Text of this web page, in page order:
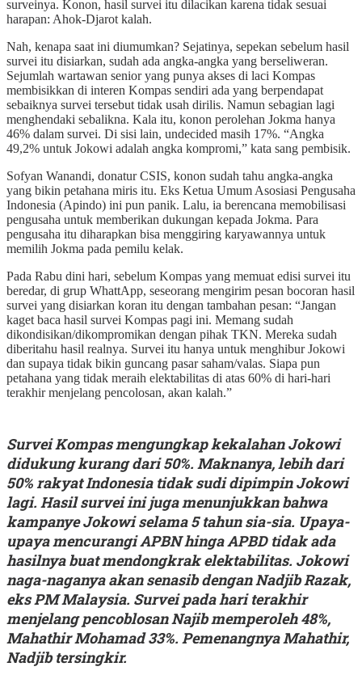
surveinya. Konon, hasil survei itu dilacikan karena tidak sesuai
harapan: Ahok-Djarot kalah.
Nah, kenapa saat ini diumumkan? Sejatinya, sepekan sebelum hasil
survei itu disiarkan, sudah ada angka-angka yang berseliweran.
Sejumlah wartawan senior yang punya akses di laci Kompas
membisikkan di interen Kompas sendiri ada yang berpendapat
sebaiknya survei tersebut tidak usah dirilis. Namun sebagian lagi
menghendaki sebalikna. Kala itu, konon perolehan Jokma hanya
46% dalam survei. Di sisi lain, undecided masih 17%. “Angka
49,2% untuk Jokowi adalah angka kompromi,” kata sang pembisik.
Sofyan Wanandi, donatur CSIS, konon sudah tahu angka-angka
yang bikin petahana miris itu. Eks Ketua Umum Asosiasi Pengusaha
Indonesia (Apindo) ini pun panik. Lalu, ia berencana memobilisasi
pengusaha untuk memberikan dukungan kepada Jokma. Para
pengusaha itu diharapkan bisa menggiring karyawannya untuk
memilih Jokma pada pemilu kelak.
Pada Rabu dini hari, sebelum Kompas yang memuat edisi survei itu
beredar, di grup WhattApp, seseorang mengirim pesan bocoran hasil
survei yang disiarkan koran itu dengan tambahan pesan: “Jangan
kaget baca hasil survei Kompas pagi ini. Memang sudah
dikondisikan/dikompromikan dengan pihak TKN. Mereka sudah
diberitahu hasil realnya. Survei itu hanya untuk menghibur Jokowi
dan supaya tidak bikin guncang pasar saham/valas. Siapa pun
petahana yang tidak meraih elektabilitas di atas 60% di hari-hari
terakhir menjelang pencolosan, akan kalah.”
Survei Kompas mengungkap kekalahan Jokowi
didukung kurang dari 50%. Maknanya, lebih dari
50% rakyat Indonesia tidak sudi dipimpin Jokowi
lagi. Hasil survei ini juga menunjukkan bahwa
kampanye Jokowi selama 5 tahun sia-sia. Upaya-
upaya mencurangi APBN hinga APBD tidak ada
hasilnya buat mendongkrak elektabilitas. Jokowi
naga-naganya akan senasib dengan Nadjib Razak,
eks PM Malaysia. Survei pada hari terakhir
menjelang pencoblosan Najib memperoleh 48%,
Mahathir Mohamad 33%. Pemenangnya Mahathir,
Nadjib tersingkir.